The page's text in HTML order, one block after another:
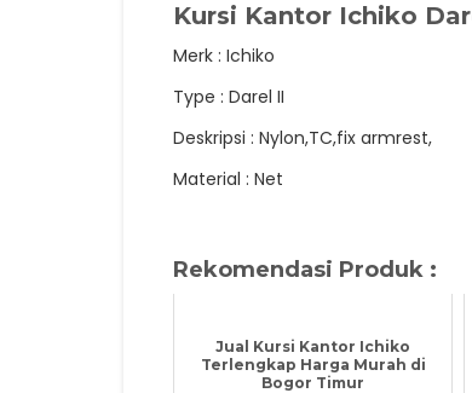
Kursi Kantor Ichiko
Merk : Ichiko
Type : Darel II
Deskripsi : Nylon,TC,fix armrest,
Material : Net
Rekomendasi Produk :
Jual Kursi Kantor Ichiko
Terlengkap Harga Murah di
Bogor Timur